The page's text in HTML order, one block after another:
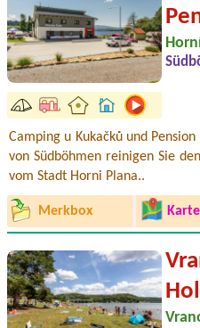
Camping u Kukačků und
von Südböhmen reinigen Sie
vom Stadt Horni Plana..
Merkbox Karte